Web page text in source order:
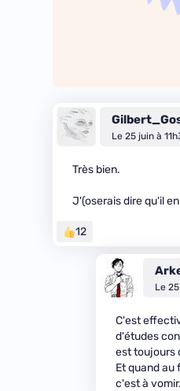
Le 25 juin à
Très bien.
J'(oserais dire qu'il
12
Le
C'est
d'études
est toujours
Et quand au
c'est à